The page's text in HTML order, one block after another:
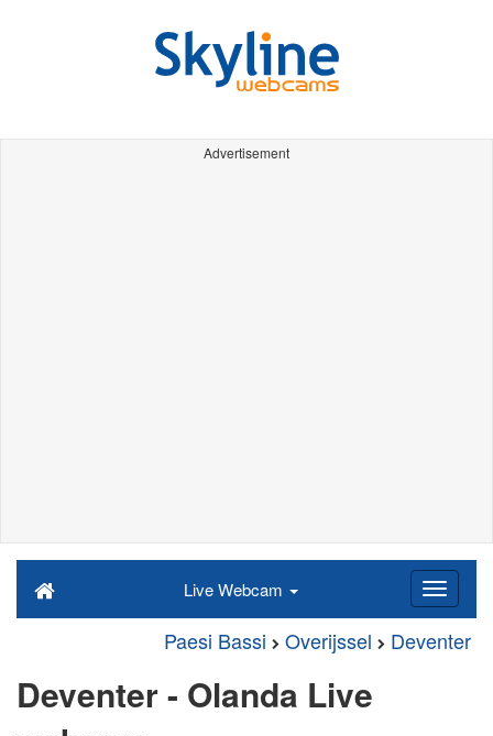
Advertisement
Live Webcam
Paesi Bassi Overijssel Deventer
Deventer - Olanda Live